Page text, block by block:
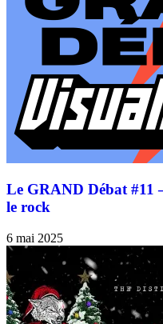
Le GRAND Débat #11
le rock
6 mai 2025